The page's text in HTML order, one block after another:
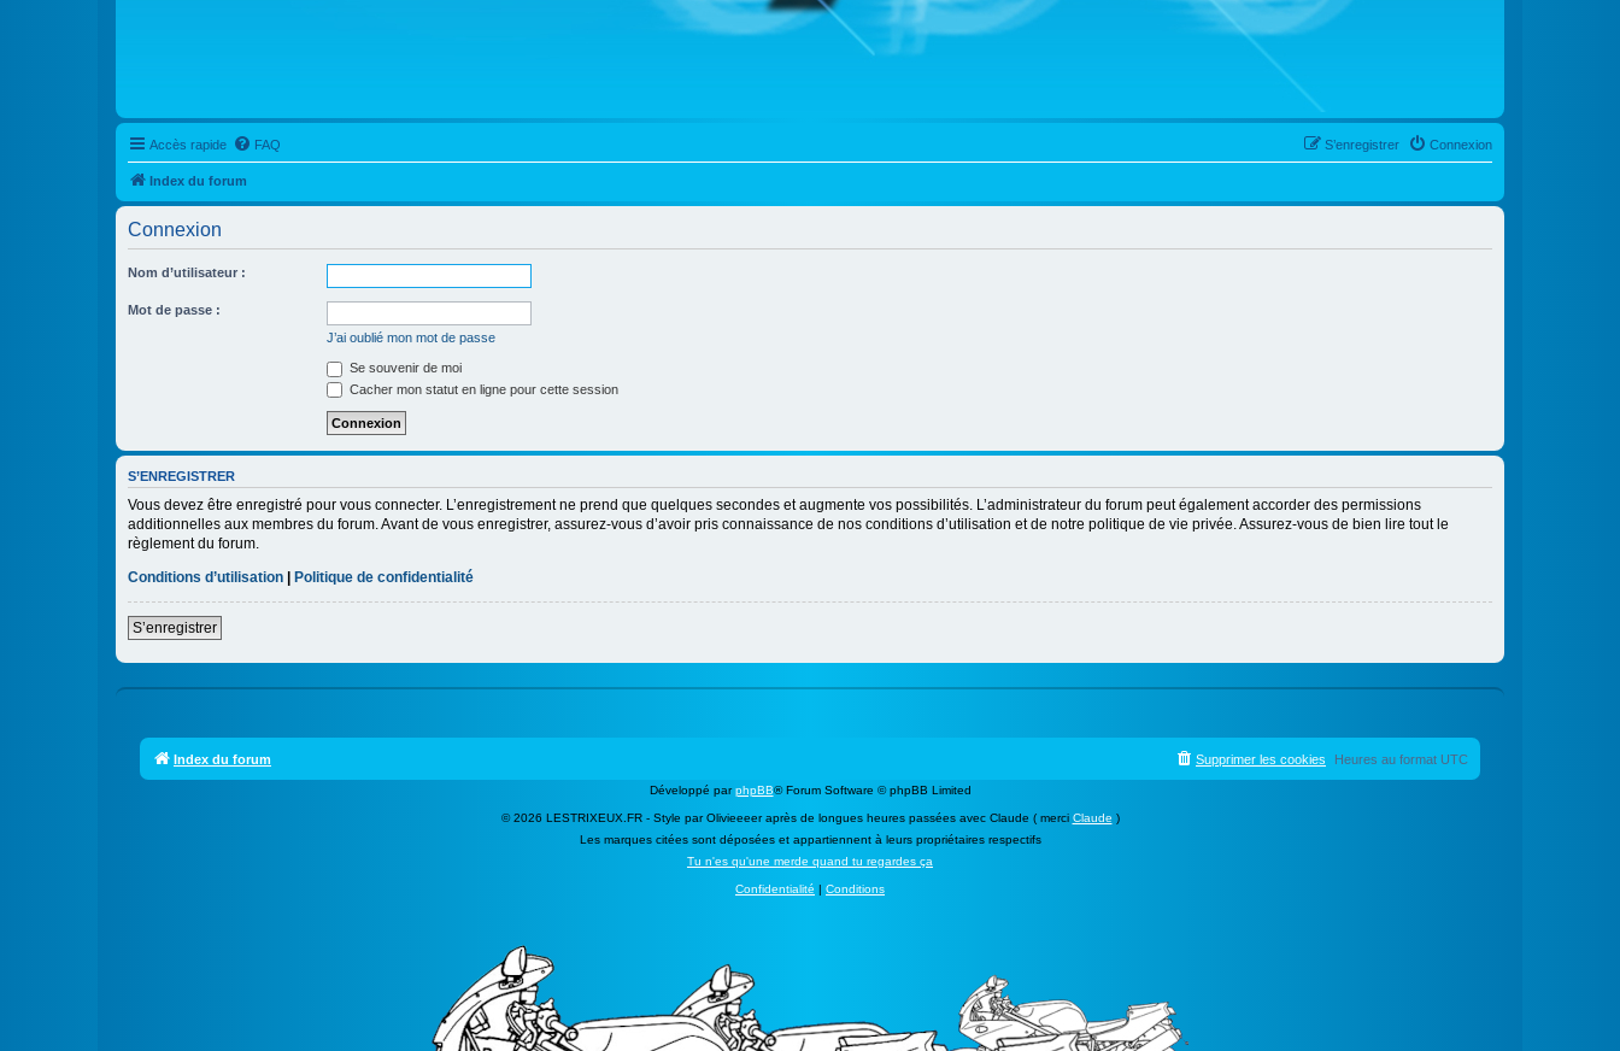
Accès rapide FAQ Connexion
S’enregistrer
Index du forum
Connexion
Nom d’utilisateur :
Mot de passe :
J’ai oublié mon mot de passe
Se souvenir de moi
Cacher mon statut en ligne pour cette session
S’ENREGISTRER
Vous devez être enregistré pour vous connecter. L’enregistrement ne prend que quelques secondes et augmente vos possibilités. L’administrateur du forum peut également accorder des permissions
additionnelles aux membres du forum. Avant de vous enregistrer, assurez-vous d’avoir pris connaissance de nos conditions d’utilisation et de notre politique de vie privée. Assurez-vous de bien lire tout le
règlement du forum.
Conditions d’utilisation | Politique de confidentialité
S’enregistrer
Index du forum Heures au format UTC
Supprimer les cookies
Développé parphpBB® Forum Software © phpBB Limited
© 2026 LESTRIXEUX.FR - Style par Olivieeeer après de longues heures passées avec Claude ( merci Claude )
Les marques citées sont déposées et appartiennent à leurs propriétaires respectifs
Tu n'es qu'une merde quand tu regardes ça
Confidentialité | Conditions